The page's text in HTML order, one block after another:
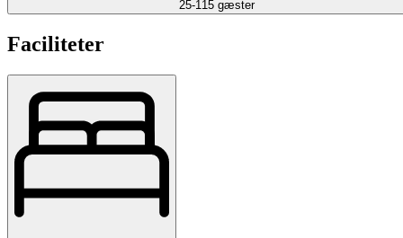
25-115 gæster
Faciliteter